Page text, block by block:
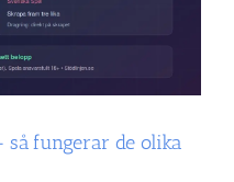
så fungerar de olika